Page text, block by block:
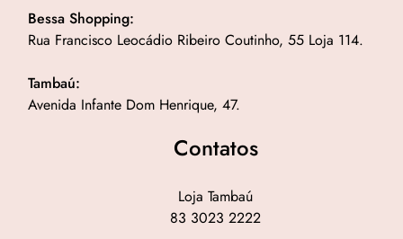
Bessa Shopping:
Rua Francisco Leocádio Ribeiro Coutinho, 55 Loja 114.
Tambaú:
Avenida Infante Dom Henrique, 47.
Contatos
Loja Tambaú
83 3023 2222